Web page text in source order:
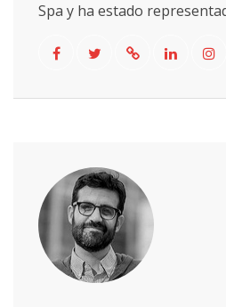
Spa y ha estado